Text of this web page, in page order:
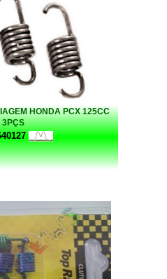
HONDA PCX 125CC
3PÇS